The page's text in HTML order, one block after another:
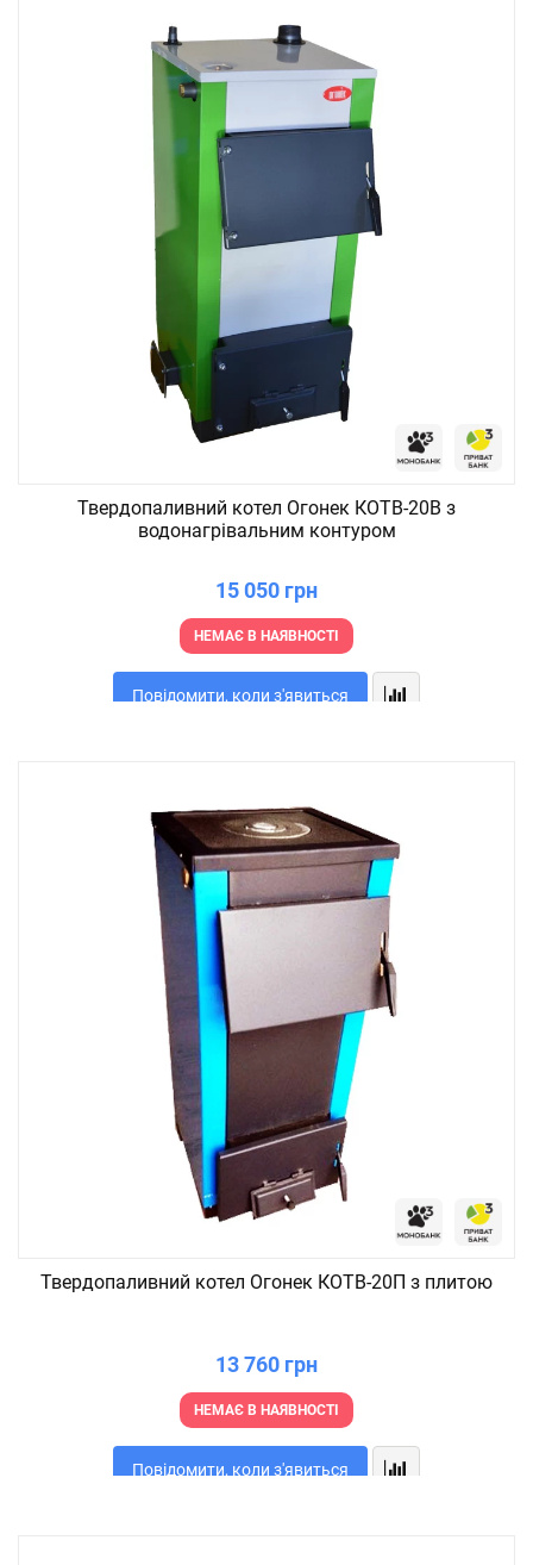
Твердопаливний котел Огонек КОТВ-20В з
водонагрівальним контуром
15 050 грн
НЕМАЄ В НАЯВНОСТІ
Повідомити, коли з'явиться
Твердопаливний котел Огонек КОТВ-20П з плитою
13 760 грн
НЕМАЄ В НАЯВНОСТІ
Повідомити, коли з'явиться